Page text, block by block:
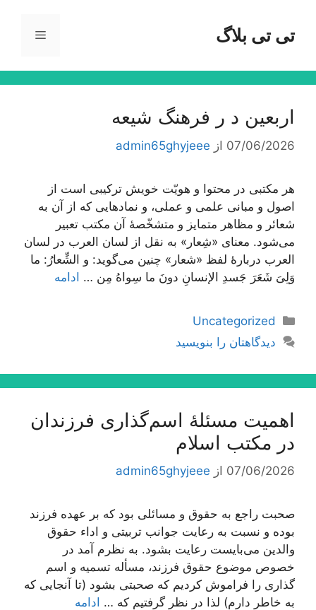
محتواتی تی بلاگ فهرست
اربعین د ر فرهنگ شیعه
07/06/2026 از admin65ghyjeee
هر مکتبی در محتوا و هویّت خویش ترکیبی است از
اصول و مبانی علمی و عملی، و نمادهایی که از آن به
شعائر و مظاهر متمایز و متشخّصۀ آن مکتب تعبیر
می‌شود. معنای «شِعار» به نقل از لسان العرب در لسان
العرب دربارۀ لفظ «شعار» چنین می‌گوید: و الشِّعارُ: ما
وَلِیَ شَعَرَ جَسدِ الإنسانِ دونَ ما سِواهُ مِن … ادامه
دسته‌ها
Uncategorized
دیدگاهتان را بنویسید
اهمیت مسئلۀ اسم‌گذارى فرزندان
در مكتب اسلام
07/06/2026 از admin65ghyjeee
صحبت راجع به حقوق و مسائلی بود كه بر عهده فرزند
بوده و نسبت به رعایت جوانب تربیتی و اداء حقوق
والدین می‌بایست رعایت بشود. به نظرم آمد در
خصوص موضوع حقوق فرزند، مسأله تسمیه و اسم
گذاری را فراموش كردیم كه صحبتی بشود (تا آنجایی كه
به خاطر دارم) لذا در نظر گرفتیم كه … ادامه